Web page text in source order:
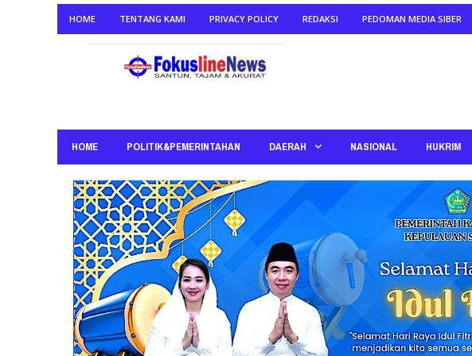
HOME TENTANG KAMI PRIVACY POLICY REDAKSI PEDOMAN MEDIA SIBER
HOME POLITIK&PEMERINTAHAN DAERAH NASIONAL HUKRIM